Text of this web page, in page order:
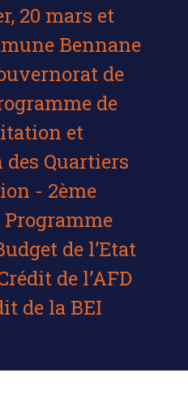
20 mars et
Bennane
de
de
et
des Quartiers
- 2ème
de l’Etat
de l’AFD
de la BEI